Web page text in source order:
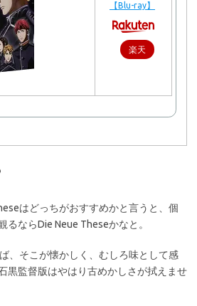
【Blu-ray】
楽天
はどっちがおすすめかと言うと、個
るならDie Neue Theseかなと。
、そこが懐かしく、むしろ味として感
黒監督版はやはり古めかしさが拭えませ